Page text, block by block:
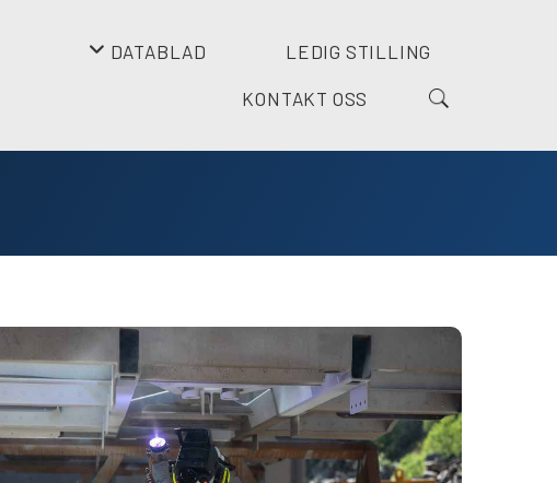
DATABLAD LEDIG STILLING
KONTAKT OSS